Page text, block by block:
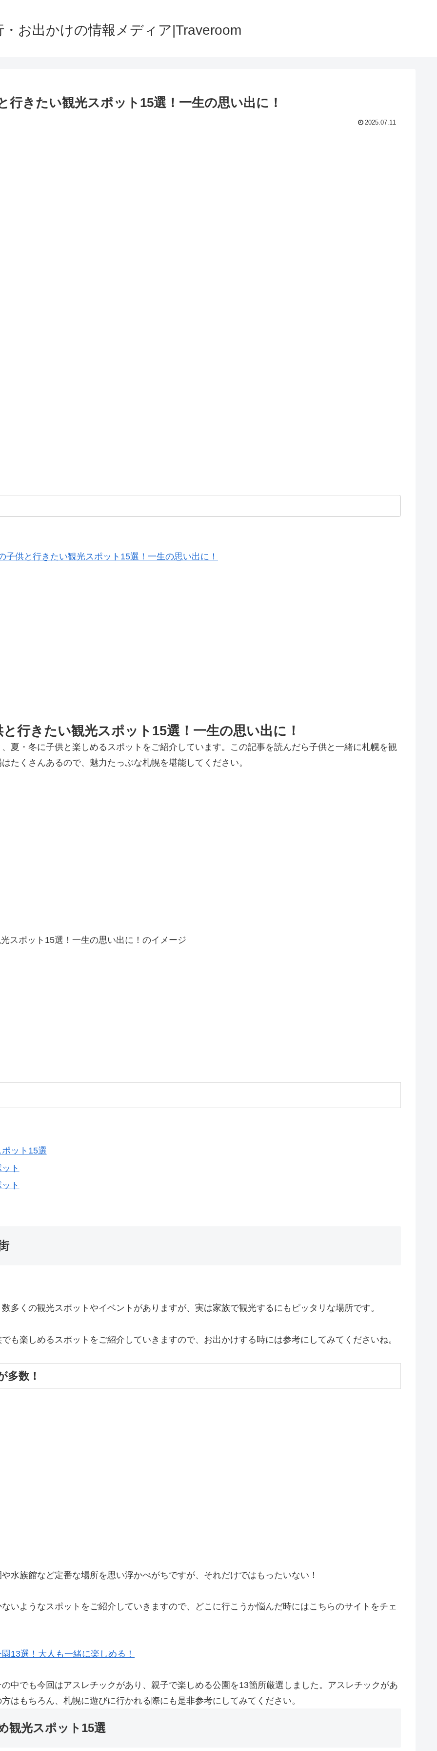
・お出かけの情報メディア|Traveroom
行きたい観光スポット15選！一生の思い出に！
2025.07.11
子供と行きたい観光スポット15選！一生の思い出に！
行きたい観光スポット15選！一生の思い出に！
夏・冬に子供と楽しめるスポットをご紹介しています。この記事を読んだら子供と一緒に札幌を観
たくさんあるので、魅力たっぷな札幌を堪能してください。
ット15選
ト
ト
多くの観光スポットやイベントがありますが、実は家族で観光するにもピッタリな場所です。
も楽しめるスポットをご紹介していきますので、お出かけする時には参考にしてみてくださいね。
多数！
水族館など定番な場所を思い浮かべがちですが、それだけではもったいない！
いようなスポットをご紹介していきますので、どこに行こうか悩んだ時にはこちらのサイトをチェ
13選！大人も一緒に楽しめる！
中でも今回はアスレチックがあり、親子で楽しめる公園を13箇所厳選しました。アスレチックがあ
はもちろん、札幌に遊びに行かれる際にも是非参考にしてみてください。
観光スポット15選